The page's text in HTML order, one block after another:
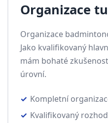
Organizace
Organizace
Jako kvalifikovaný
mám bohaté
úrovní.
Kompletní
Kvalifikovaný